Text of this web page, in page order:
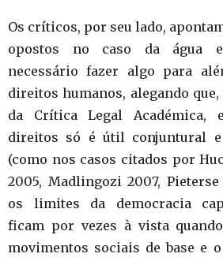
Os críticos, por seu lado,
opostos no caso da água
necessário fazer algo para
direitos humanos, alegando
da Crítica Legal Académica,
direitos só é útil conjuntural e
(como nos casos citados por
2005, Madlingozi 2007,
os limites da democracia
ficam por vezes à vista
movimentos sociais de base e